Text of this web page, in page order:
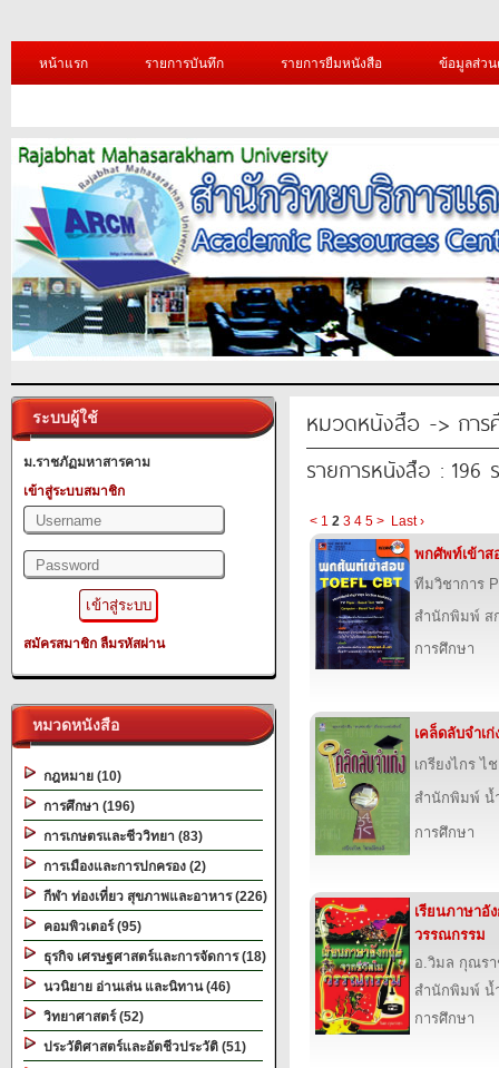
หน้าแรก รายการบันทึก รายการยืมหนังสือ ข้อมูลส่ว
ระบบผู้ใช้
ม.ราชภัฏมหาสารคาม
เข้าสู่ระบบสมาชิก
สมัครสมาชิก ลืมรหัสผ่าน
หมวดหนังสือ
กฎหมาย (10)
การศึกษา (196)
การเกษตรและชีววิทยา (83)
การเมืองและการปกครอง (2)
กีฬา ท่องเที่ยว สุขภาพและอาหาร (226)
คอมพิวเตอร์ (95)
ธุรกิจ เศรษฐศาสตร์และการจัดการ (18)
นวนิยาย อ่านเล่น และนิทาน (46)
วิทยาศาสตร์ (52)
ประวัติศาสตร์และอัตชีวประวัติ (51)
หมวดหนังสือ -> การ
รายการหนังสือ : 196
< 1 2 3 4 5 > Last ›
พกศัพท์เข้าส
ทีมวิชาการ
สำนักพิมพ์ ส
การศึกษา
เคล็ดลับจำเก่
เกรียงไกร ไ
สำนักพิมพ์ น้
การศึกษา
เรียนภาษาอั
วรรณกรรม
อ.วิมล กุณร
สำนักพิมพ์ น้
การศึกษา